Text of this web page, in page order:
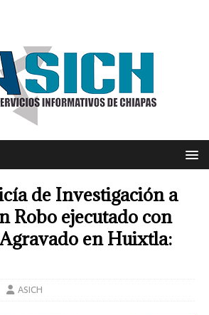
de Investigación a
Robo ejecutado con
en Huixtla:
ASICH